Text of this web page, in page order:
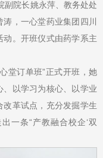
副院长姚永萍、教务处处
，一心堂药业集团四川
。开班仪式由药学系主
堂订单班”正式开班，她
以学习为核心、以学业
革试点，充分发掘学生
一条“产教融合校企‘双